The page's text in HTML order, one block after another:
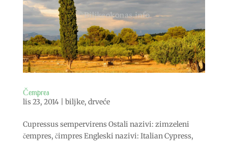
Čempres
lis 23, 2014| biljke, drveće
Cupressus sempervirens Ostali nazivi: zimzeleni
čempres, čimpres Engleski nazivi: Italian Cypress,